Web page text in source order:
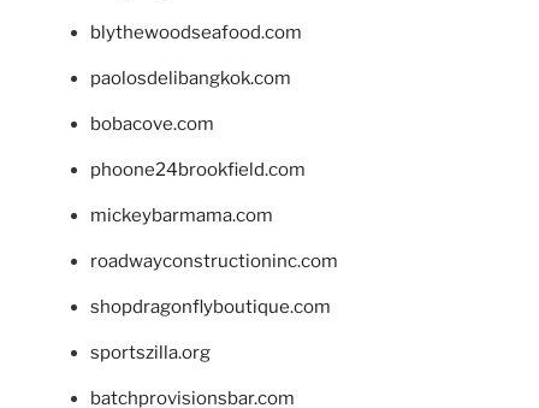
blythewoodseafood.com
paolosdelibangkok.com
bobacove.com
phoone24brookfield.com
mickeybarmama.com
roadwayconstructioninc.com
shopdragonflyboutique.com
sportszilla.org
batchprovisionsbar.com